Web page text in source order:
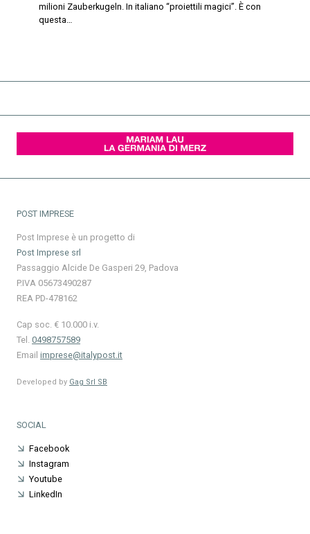
milioni Zauberkugeln. In italiano “proiettili magici”. È con
questa…
POST IMPRESE
Post Imprese è un progetto di
Post Imprese srl
Passaggio Alcide De Gasperi 29, Padova
P.IVA 05673490287
REA PD-478162
Cap soc. € 10.000 i.v.
Tel. 0498757589
Email imprese@italypost.it
Developed by Gag Srl SB
SOCIAL
Facebook
Instagram
Youtube
LinkedIn